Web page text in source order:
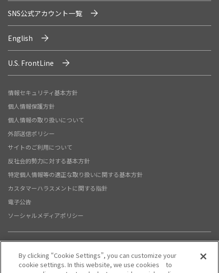
X公式アカウント YouTube公式アカウント
SNS公式アカウント一覧
English
U.S. FrontLine
情報セキュリティ基本方針
個人情報保護方針
個人情報の取り扱いについて
外部送信ポリシー
サイトのご利用について
反社会的勢力に対する基本方針
特定個人情報等の適正な取り扱いに関する基本方針
カスタマーハラスメントに関する指針
電子公告
ソーシャルメディアポリシー
By clicking “Cookie Settings”, you can customize your
cookie settings. In this website, we use cookies to